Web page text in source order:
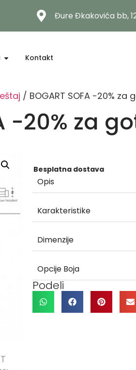
Đure Đkakovića bb,
Kontakt
/ BOGART SOFA -20% za
-20% za
Besplatna dostava
Opis
Karakteristike
Dimenzije
Opcije Boja
Podeli